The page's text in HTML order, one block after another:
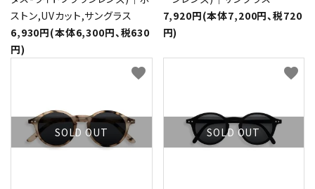
ストン,UVカット,サングラス
6,930円(本体6,300円、税630
円)
7,920円(本体7,200円、税720
円)
SOLD OUT
favorite
SOLD OUT
favorite